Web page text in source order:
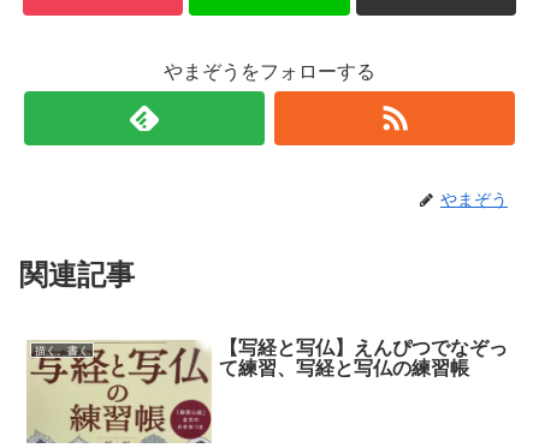
やまぞうをフォローする
やまぞう
関連記事
描く、書く 【写経と写仏】えんぴつでなぞっ
て練習、写経と写仏の練習帳